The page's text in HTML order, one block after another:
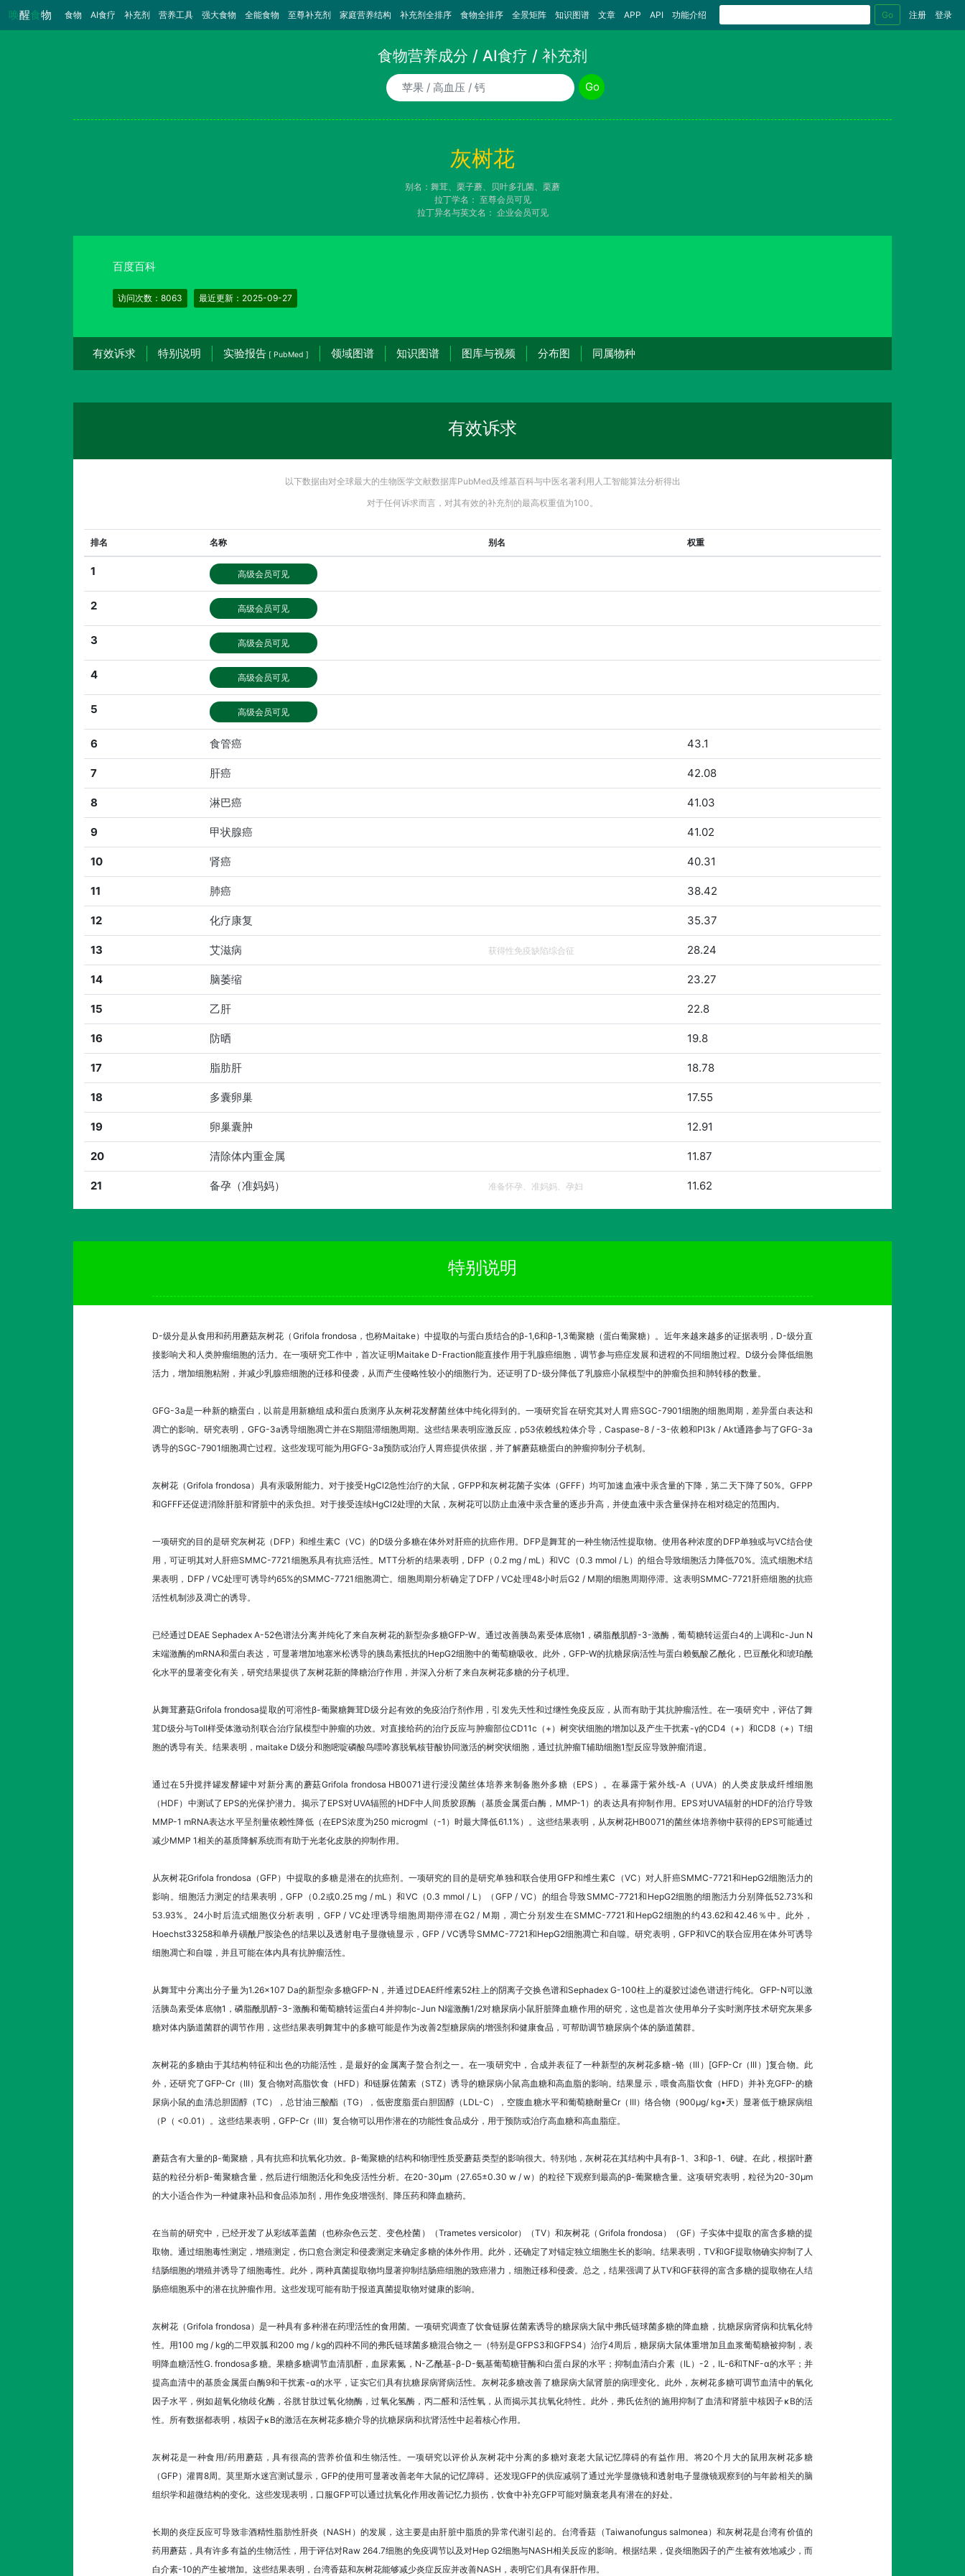
唤醒食物 食物 （当前）
AI食疗 补充剂 营养工具 强大食物 全能食物 至尊补充剂 家庭营养结构 补充剂全排序 食物全排序 全景矩阵 知识图谱 文章 APP API 功能介绍 Go 注册 登录
食物营养成分 / AI食疗 / 补充剂
食物/AI食疗诉求/补充剂名称
Go
灰树花
别名：舞茸、栗子蘑、贝叶多孔菌、栗蘑
拉丁学名： 至尊会员可见
拉丁异名与英文名： 企业会员可见
百度百科
访问次数：8063 最近更新：2025-09-27
有效诉求 特别说明 实验报告 [ PubMed ] 领域图谱 知识图谱 图库与视频 分布图 同属物种
有效诉求
以下数据由对全球最大的生物医学文献数据库PubMed及维基百科与中医名著利用人工智能算法分析得出
对于任何诉求而言，对其有效的补充剂的最高权重值为100。
排名 名称 别名 权重
1 高级会员可见
2 高级会员可见
3 高级会员可见
4 高级会员可见
5 高级会员可见
6 食管癌 43.1
7 肝癌 42.08
8 淋巴癌 41.03
9 甲状腺癌 41.02
10 肾癌 40.31
11 肺癌 38.42
12 化疗康复 35.37
13 艾滋病 获得性免疫缺陷综合征 28.24
14 脑萎缩 23.27
15 乙肝 22.8
16 防晒 19.8
17 脂肪肝 18.78
18 多囊卵巢 17.55
19 卵巢囊肿 12.91
20 清除体内重金属 11.87
21 备孕（准妈妈） 准备怀孕、准妈妈、孕妇 11.62
特别说明
D-级分是从食用和药用蘑菇灰树花（Grifola frondosa，也称Maitake）中提取的与蛋白质结合的β-1,6和β-1,3葡聚糖（蛋白葡聚糖）。近年来越来越多的证据表明，D-级分直
接影响犬和人类肿瘤细胞的活力。在一项研究工作中，首次证明Maitake D-Fraction能直接作用于乳腺癌细胞，调节参与癌症发展和进程的不同细胞过程。D级分会降低细胞
活力，增加细胞粘附，并减少乳腺癌细胞的迁移和侵袭，从而产生侵略性较小的细胞行为。还证明了D-级分降低了乳腺癌小鼠模型中的肿瘤负担和肺转移的数量。
GFG-3a是一种新的糖蛋白，以前是用新糖组成和蛋白质测序从灰树花发酵菌丝体中纯化得到的。一项研究旨在研究其对人胃癌SGC-7901细胞的细胞周期，差异蛋白表达和
凋亡的影响。研究表明，GFG-3a诱导细胞凋亡并在S期阻滞细胞周期。这些结果表明应激反应，p53依赖线粒体介导，Caspase-8 / -3-依赖和PI3k / Akt通路参与了GFG-3a
诱导的SGC-7901细胞凋亡过程。这些发现可能为用GFG-3a预防或治疗人胃癌提供依据，并了解蘑菇糖蛋白的肿瘤抑制分子机制。
灰树花（Grifola frondosa）具有汞吸附能力。对于接受HgCl2急性治疗的大鼠，GFPP和灰树花菌子实体（GFFF）均可加速血液中汞含量的下降，第二天下降了50%。GFPP
和GFFF还促进消除肝脏和肾脏中的汞负担。对于接受连续HgCl2处理的大鼠，灰树花可以防止血液中汞含量的逐步升高，并使血液中汞含量保持在相对稳定的范围内。
一项研究的目的是研究灰树花（DFP）和维生素C（VC）的D级分多糖在体外对肝癌的抗癌作用。DFP是舞茸的一种生物活性提取物。使用各种浓度的DFP单独或与VC结合使
用，可证明其对人肝癌SMMC-7721细胞系具有抗癌活性。MTT分析的结果表明，DFP（0.2 mg / mL）和VC（0.3 mmol / L）的组合导致细胞活力降低70%。流式细胞术结
果表明，DFP / VC处理可诱导约65%的SMMC-7721细胞凋亡。细胞周期分析确定了DFP / VC处理48小时后G2 / M期的细胞周期停滞。这表明SMMC-7721肝癌细胞的抗癌
活性机制涉及凋亡的诱导。
已经通过DEAE Sephadex A-52色谱法分离并纯化了来自灰树花的新型杂多糖GFP-W。通过改善胰岛素受体底物1，磷脂酰肌醇-3-激酶，葡萄糖转运蛋白4的上调和c-Jun N
末端激酶的mRNA和蛋白表达，可显著增加地塞米松诱导的胰岛素抵抗的HepG2细胞中的葡萄糖吸收。此外，GFP-W的抗糖尿病活性与蛋白赖氨酸乙酰化，巴豆酰化和琥珀酰
化水平的显著变化有关，研究结果提供了灰树花新的降糖治疗作用，并深入分析了来自灰树花多糖的分子机理。
从舞茸蘑菇Grifola frondosa提取的可溶性β-葡聚糖舞茸D级分起有效的免疫治疗剂作用，引发先天性和过继性免疫反应，从而有助于其抗肿瘤活性。在一项研究中，评估了舞
茸D级分与Toll样受体激动剂联合治疗鼠模型中肿瘤的功效。对直接给药的治疗反应与肿瘤部位CD11c（+）树突状细胞的增加以及产生干扰素-γ的CD4（+）和CD8（+）T细
胞的诱导有关。结果表明，maitake D级分和胞嘧啶磷酸鸟嘌呤寡脱氧核苷酸协同激活的树突状细胞，通过抗肿瘤T辅助细胞1型反应导致肿瘤消退。
通过在5升搅拌罐发酵罐中对新分离的蘑菇Grifola frondosa HB0071进行浸没菌丝体培养来制备胞外多糖（EPS）。在暴露于紫外线-A（UVA）的人类皮肤成纤维细胞
（HDF）中测试了EPS的光保护潜力。揭示了EPS对UVA辐照的HDF中人间质胶原酶（基质金属蛋白酶，MMP-1）的表达具有抑制作用。EPS对UVA辐射的HDF的治疗导致
MMP-1 mRNA表达水平呈剂量依赖性降低（在EPS浓度为250 microgml（-1）时最大降低61.1%）。这些结果表明，从灰树花HB0071的菌丝体培养物中获得的EPS可能通过
减少MMP 1相关的基质降解系统而有助于光老化皮肤的抑制作用。
从灰树花Grifola frondosa（GFP）中提取的多糖是潜在的抗癌剂。一项研究的目的是研究单独和联合使用GFP和维生素C（VC）对人肝癌SMMC-7721和HepG2细胞活力的
影响。细胞活力测定的结果表明，GFP（0.2或0.25 mg / mL）和VC（0.3 mmol / L）（GFP / VC）的组合导致SMMC-7721和HepG2细胞的细胞活力分别降低52.73%和
53.93%。24小时后流式细胞仪分析表明，GFP / VC处理诱导细胞周期停滞在G2 / M期，凋亡分别发生在SMMC-7721和HepG2细胞的约43.62和42.46％中。此外，
Hoechst33258和单丹磺酰尸胺染色的结果以及透射电子显微镜显示，GFP / VC诱导SMMC-7721和HepG2细胞凋亡和自噬。研究表明，GFP和VC的联合应用在体外可诱导
细胞凋亡和自噬，并且可能在体内具有抗肿瘤活性。
从舞茸中分离出分子量为1.26×107 Da的新型杂多糖GFP-N，并通过DEAE纤维素52柱上的阴离子交换色谱和Sephadex G-100柱上的凝胶过滤色谱进行纯化。GFP-N可以激
活胰岛素受体底物1，磷脂酰肌醇-3-激酶和葡萄糖转运蛋白4并抑制c-Jun N端激酶1/2对糖尿病小鼠肝脏降血糖作用的研究，这也是首次使用单分子实时测序技术研究灰果多
糖对体内肠道菌群的调节作用，这些结果表明舞茸中的多糖可能是作为改善2型糖尿病的增强剂和健康食品，可帮助调节糖尿病个体的肠道菌群。
灰树花的多糖由于其结构特征和出色的功能活性，是最好的金属离子螯合剂之一。在一项研究中，合成并表征了一种新型的灰树花多糖-铬（III）[GFP-Cr（III）]复合物。此
外，还研究了GFP-Cr（III）复合物对高脂饮食（HFD）和链脲佐菌素（STZ）诱导的糖尿病小鼠高血糖和高血脂的影响。结果显示，喂食高脂饮食（HFD）并补充GFP-的糖
尿病小鼠的血清总胆固醇（TC），总甘油三酸酯（TG），低密度脂蛋白胆固醇（LDL-C），空腹血糖水平和葡萄糖耐量Cr（III）络合物（900μg/ kg•天）显著低于糖尿病组
（P（ <0.01）。这些结果表明，GFP-Cr（III）复合物可以用作潜在的功能性食品成分，用于预防或治疗高血糖和高血脂症。
蘑菇含有大量的β-葡聚糖，具有抗癌和抗氧化功效。β-葡聚糖的结构和物理性质受蘑菇类型的影响很大。特别地，灰树花在其结构中具有β-1、3和β-1、6键。在此，根据叶蘑
菇的粒径分析β-葡聚糖含量，然后进行细胞活化和免疫活性分析。在20-30μm（27.65±0.30 w / w）的粒径下观察到最高的β-葡聚糖含量。这项研究表明，粒径为20-30μm
的大小适合作为一种健康补品和食品添加剂，用作免疫增强剂、降压药和降血糖药。
在当前的研究中，已经开发了从彩绒革盖菌（也称杂色云芝、变色栓菌）（Trametes versicolor）（TV）和灰树花（Grifola frondosa）（GF）子实体中提取的富含多糖的提
取物。通过细胞毒性测定，增殖测定，伤口愈合测定和侵袭测定来确定多糖的体外作用。此外，还确定了对锚定独立细胞生长的影响。结果表明，TV和GF提取物确实抑制了人
结肠细胞的增殖并诱导了细胞毒性。此外，两种真菌提取物均显著抑制结肠癌细胞的致癌潜力，细胞迁移和侵袭。总之，结果强调了从TV和GF获得的富含多糖的提取物在人结
肠癌细胞系中的潜在抗肿瘤作用。这些发现可能有助于报道真菌提取物对健康的影响。
灰树花（Grifola frondosa）是一种具有多种潜在药理活性的食用菌。一项研究调查了饮食链脲佐菌素诱导的糖尿病大鼠中弗氏链球菌多糖的降血糖，抗糖尿病肾病和抗氧化特
性。用100 mg / kg的二甲双胍和200 mg / kg的四种不同的弗氏链球菌多糖混合物之一（特别是GFPS3和GFPS4）治疗4周后，糖尿病大鼠体重增加且血浆葡萄糖被抑制，表
明降血糖活性G. frondosa多糖。果糖多糖调节血清肌酐，血尿素氮，N-乙酰基-β-D-氨基葡萄糖苷酶和白蛋白尿的水平；抑制血清白介素（IL）-2，IL-6和TNF-α的水平；并
提高血清中的基质金属蛋白酶9和干扰素-α的水平，证实它们具有抗糖尿病肾病活性。灰树花多糖改善了糖尿病大鼠肾脏的病理变化。此外，灰树花多糖可调节血清中的氧化
因子水平，例如超氧化物歧化酶，谷胱甘肽过氧化物酶，过氧化氢酶，丙二醛和活性氧，从而揭示其抗氧化特性。此外，弗氏佐剂的施用抑制了血清和肾脏中核因子κB的活
性。所有数据都表明，核因子κB的激活在灰树花多糖介导的抗糖尿病和抗肾活性中起着核心作用。
灰树花是一种食用/药用蘑菇，具有很高的营养价值和生物活性。一项研究以评价从灰树花中分离的多糖对衰老大鼠记忆障碍的有益作用。将20个月大的鼠用灰树花多糖
（GFP）灌胃8周。莫里斯水迷宫测试显示，GFP的使用可显著改善老年大鼠的记忆障碍。还发现GFP的供应减弱了通过光学显微镜和透射电子显微镜观察到的与年龄相关的脑
组织学和超微结构的变化。这些发现表明，口服GFP可以通过抗氧化作用改善记忆力损伤，饮食中补充GFP可能对脑衰老具有潜在的好处。
长期的炎症反应可导致非酒精性脂肪性肝炎（NASH）的发展，这主要是由肝脏中脂质的异常代谢引起的。台湾香菇（Taiwanofungus salmonea）和灰树花是台湾有价值的
药用蘑菇，具有许多有益的生物活性，用于评估对Raw 264.7细胞的免疫调节以及对Hep G2细胞与NASH相关反应的影响。根据结果，促炎细胞因子的产生被有效地减少，而
白介素-10的产生被增加。这些结果表明，台湾香菇和灰树花能够减少炎症反应并改善NASH，表明它们具有保肝作用。